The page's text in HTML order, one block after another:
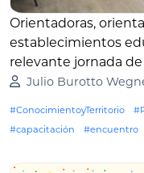
Orientadoras,
establecimientos
relevante jornada
Julio Burotto
#ConocimientoyTerritorio
#capacitación
#encuentro